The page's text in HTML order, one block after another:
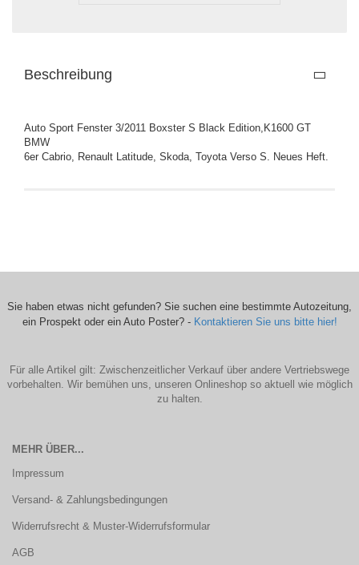
Beschreibung
Auto Sport Fenster 3/2011 Boxster S Black Edition,K1600 GT
BMW
6er Cabrio, Renault Latitude, Skoda, Toyota Verso S. Neues Heft.
Sie haben etwas nicht gefunden? Sie suchen eine bestimmte Autozeitung,
ein Prospekt oder ein Auto Poster? - Kontaktieren Sie uns bitte hier!
Für alle Artikel gilt: Zwischenzeitlicher Verkauf über andere Vertriebswege
vorbehalten. Wir bemühen uns, unseren Onlineshop so aktuell wie möglich
zu halten.
MEHR ÜBER...
Impressum
Versand- & Zahlungsbedingungen
Widerrufsrecht & Muster-Widerrufsformular
AGB